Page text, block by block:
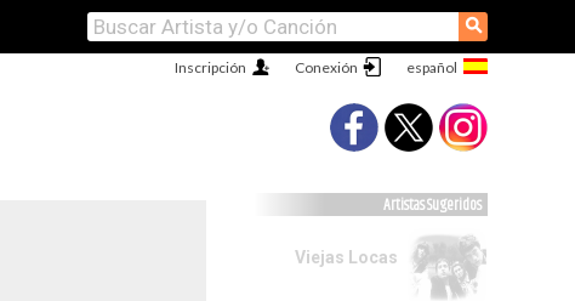
⚲
Conexión
Inscripción
Artistas Sugeridos
Viejas Locas